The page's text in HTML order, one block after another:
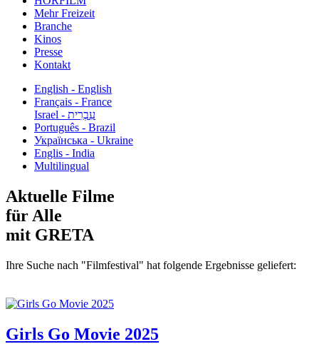
Mehr Freizeit
Branche
Kinos
Presse
Kontakt
English - English
Français - France
עִבְרִית - Israel
Português - Brazil
Українська - Ukraine
Englis - India
Multilingual
Aktuelle Filme
für Alle
mit GRETA
Ihre Suche nach "Filmfestival" hat folgende Ergebnisse geliefert:
Girls Go Movie 2025